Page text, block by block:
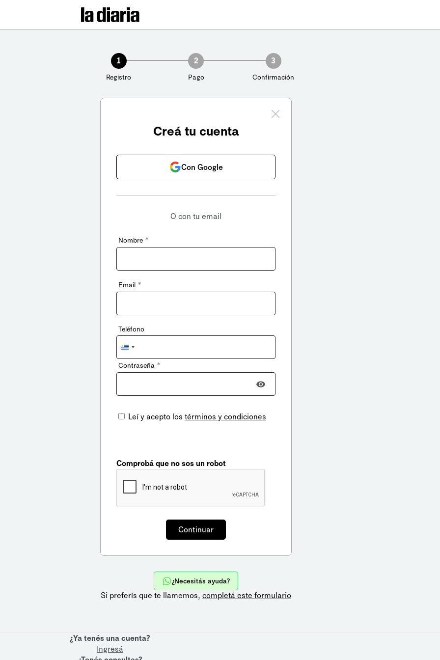
1
Registro
2
Pago
3
Confirmación
Creá tu cuenta
Con Google
O con tu email
Nombre *
Email *
Teléfono
Uruguay
+598
Contraseña *
Leí y acepto los términos y condiciones
Comprobá que no sos un robot
¿Necesitás ayuda?
Si preferís que te llamemos, completá este formulario
¿Ya tenés una cuenta?
Ingresá